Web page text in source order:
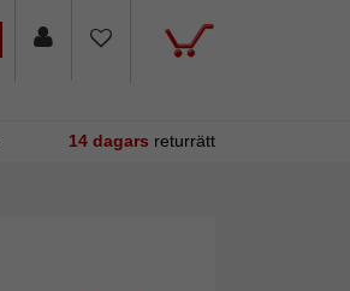
14 dagars returrätt